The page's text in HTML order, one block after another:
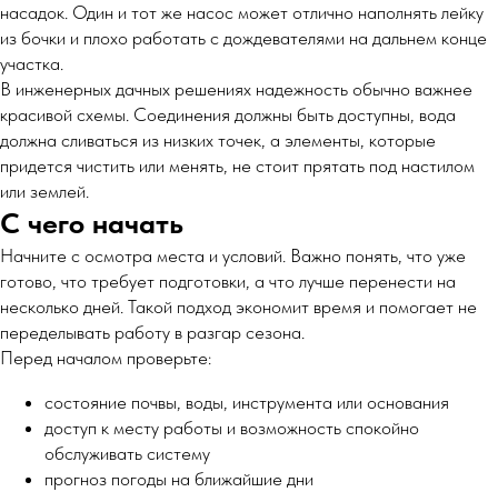
насадок. Один и тот же насос может отлично наполнять лейку
из бочки и плохо работать с дождевателями на дальнем конце
участка.
В инженерных дачных решениях надежность обычно важнее
красивой схемы. Соединения должны быть доступны, вода
должна сливаться из низких точек, а элементы, которые
придется чистить или менять, не стоит прятать под настилом
или землей.
С чего начать
Начните с осмотра места и условий. Важно понять, что уже
готово, что требует подготовки, а что лучше перенести на
несколько дней. Такой подход экономит время и помогает не
переделывать работу в разгар сезона.
Перед началом проверьте:
состояние почвы, воды, инструмента или основания
доступ к месту работы и возможность спокойно
обслуживать систему
прогноз погоды на ближайшие дни